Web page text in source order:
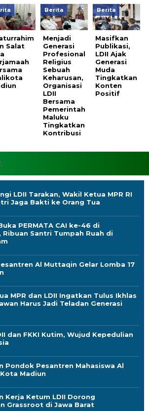
Salat
Berita
Menjadi
Generasi
Profesional
Religius
Sebuah
Keharusan,
Organisasi
LDII
Bersama
Pemerintah
Maluku
Tingkatkan
Kontribusi
Berita
Masifkan
Publikasi,
LDII Ajak
Generasi
Muda
Tingkatkan
Konten
Positif
LDII Tarakan, Wakil Ketua MPR RI
Jaga Bakti ke Orang Tua
PERMATA CAI ke-46 di
Ribuan Santri Tumpah Ruah di
Al Muttaqin Gelar Lomba 17
MPR dan LDII Ingatkan Tulus Ikhlas
Harus Jadi Teladan Generasi
dan FKKI Kutim, Wujud Kepedulian
Pondok Pesantren Mahasiswa Al
Madiun
Kerja Ketum LDII Dorong
Grassroot di Jawa Barat